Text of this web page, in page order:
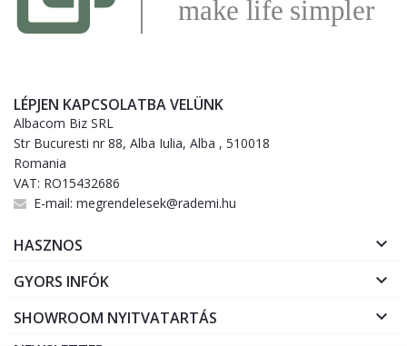
LÉPJEN KAPCSOLATBA VELÜNK
Albacom Biz SRL
Str Bucuresti nr 88, Alba Iulia, Alba , 510018
Romania
VAT: RO15432686
E-mail: megrendelesek@rademi.hu
HASZNOS 
GYORS INFÓK 
SHOWROOM NYITVATARTÁS 